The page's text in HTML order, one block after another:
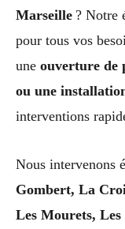
Marseille ? Notre
pour tous vos
une ouverture de
ou une
interventions
Nous intervenons
Gombert, La
Les Mourets,